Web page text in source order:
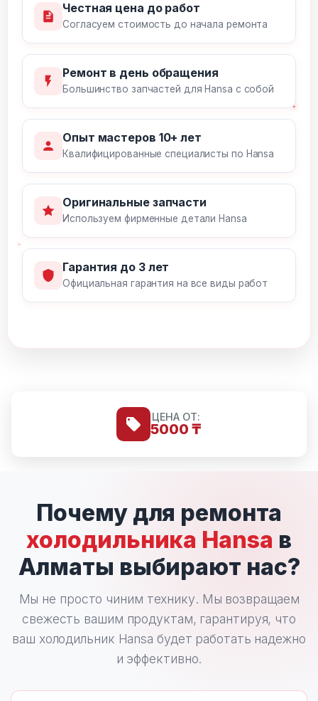
Честная цена до работ
Согласуем стоимость до начала ремонта
Ремонт в день обращения
Большинство запчастей для Hansa с собой
Опыт мастеров 10+ лет
Квалифицированные специалисты по Hansa
Оригинальные запчасти
Используем фирменные детали Hansa
Гарантия до 3 лет
Официальная гарантия на все виды работ
ЦЕНА ОТ:
5000 ₸
Почему для ремонта
холодильника Hansa в
Алматы выбирают нас?
Мы не просто чиним технику. Мы возвращаем
свежесть вашим продуктам, гарантируя, что
ваш холодильник Hansa будет работать надежно
и эффективно.